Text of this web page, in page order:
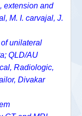
extension and
M. I. carvajal, J.
unilateral
QLD/AU
Radiologic,
Divakar